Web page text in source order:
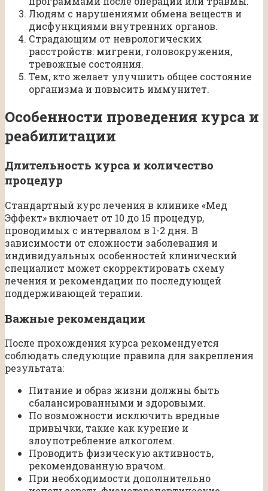
Людям с нарушениями обмена веществ и
дисфункциями внутренних органов.
Страдающим от неврологических
расстройств: мигрени, головокружения,
тревожные состояния.
Тем, кто желает улучшить общее состояние
организма и повысить иммунитет.
Особенности проведения курса и
реабилитации
Длительность курса и количество
процедур
Стандартный курс лечения в клинике «Мед
Эффект» включает от 10 до 15 процедур,
проводимых с интервалом в 1-2 дня. В
зависимости от сложности заболевания и
индивидуальных особенностей клинический
специалист может скорректировать схему
лечения и рекомендации по последующей
поддерживающей терапии.
Важные рекомендации
После прохождения курса рекомендуется
соблюдать следующие правила для закрепления
результата:
Питание и образ жизни должны быть
сбалансированными и здоровыми.
По возможности исключить вредные
привычки, такие как курение и
злоупотребление алкоголем.
Проводить физическую активность,
рекомендованную врачом.
При необходимости дополнительно